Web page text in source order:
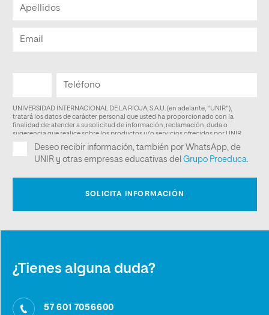
¿Tienes alguna duda?
57 601 7056600